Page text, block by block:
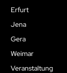
Erfurt
Jena
Gera
Weimar
Veranstaltung